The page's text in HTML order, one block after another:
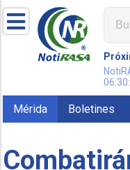
Mérida Boletines